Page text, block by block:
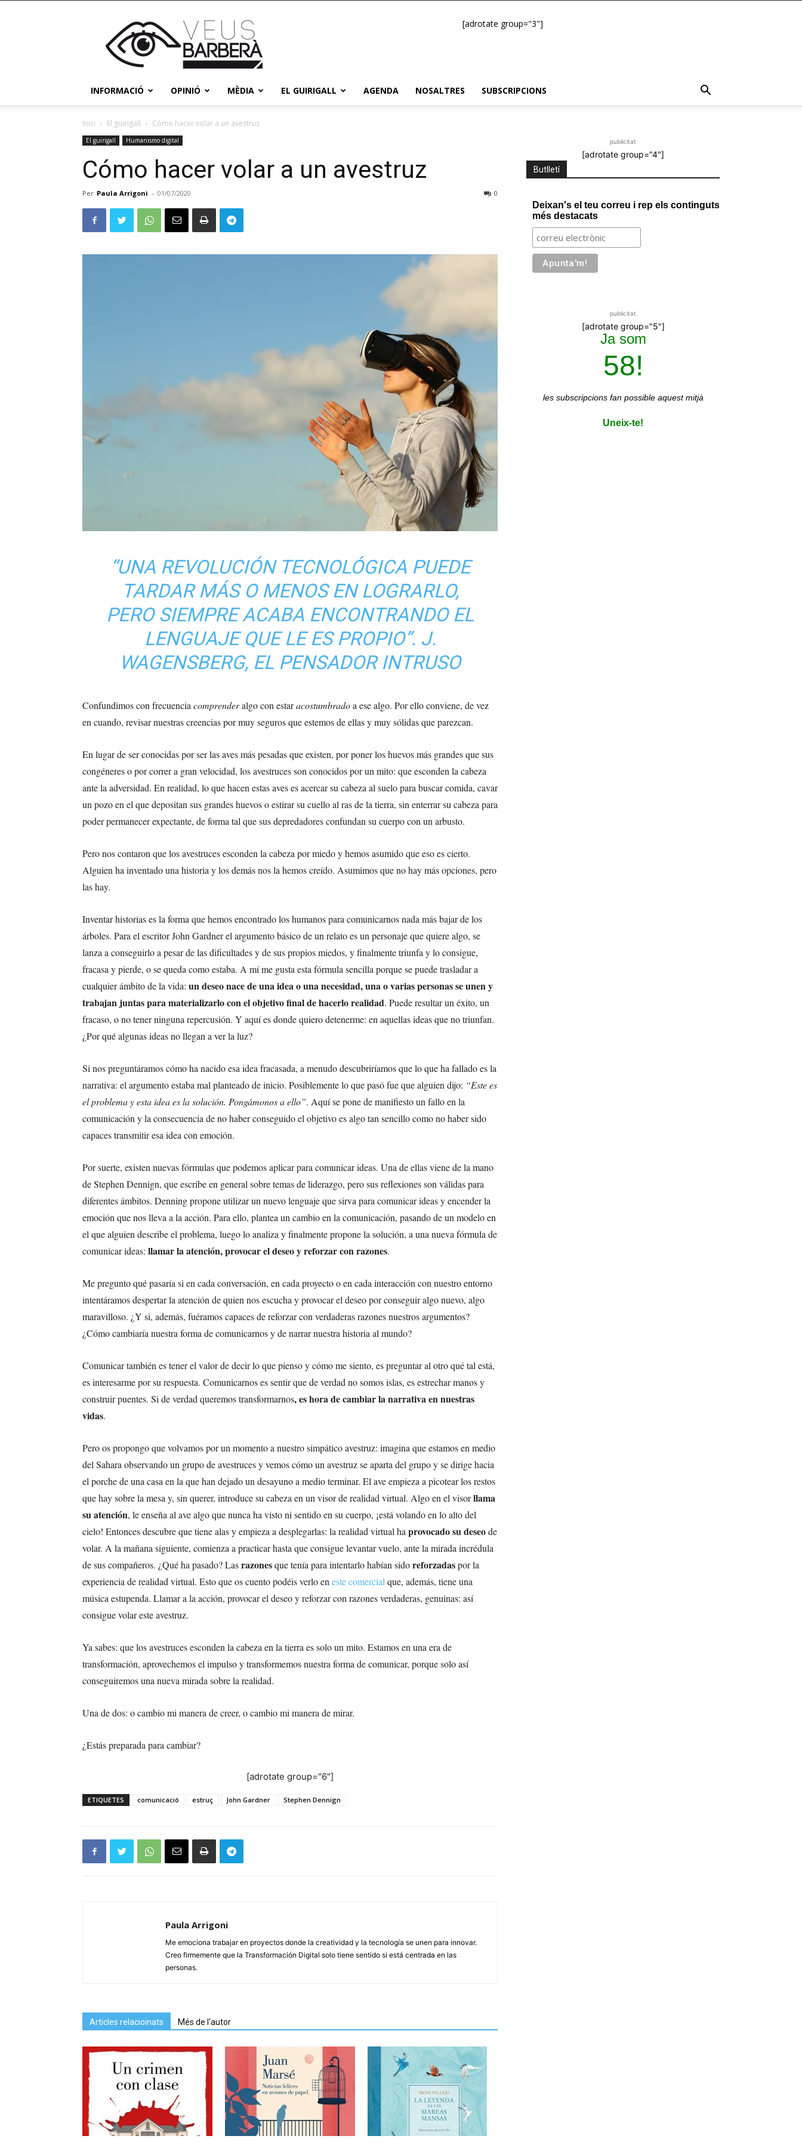
Veus
Barberà
[adrotate group="3"]
INFORMACIÓ OPINIÓ MÈDIA EL GUIRIGALL AGENDA NOSALTRES SUBSCRIPCIONS
Inici El guirigall Cómo hacer volar a un avestruz
El guirigall Humanismo digital
Cómo hacer volar a un avestruz
Per Paula Arrigoni - 01/07/2020 0
“UNA REVOLUCIÓN TECNOLÓGICA PUEDE
TARDAR MÁS O MENOS EN LOGRARLO,
PERO SIEMPRE ACABA ENCONTRANDO EL
LENGUAJE QUE LE ES PROPIO”. J.
WAGENSBERG, EL PENSADOR INTRUSO
Confundimos con frecuencia comprenderalgo con estaracostumbradoa ese algo. Por ello conviene, de vez
en cuando, revisar nuestras creencias por muy seguros que estemos de ellas y muy sólidas que parezcan.
En lugar de ser conocidas por ser las aves más pesadas que existen, por poner los huevos más grandes que sus
congéneres o por correr a gran velocidad, los avestruces son conocidos por un mito: que esconden la cabeza
ante la adversidad. En realidad, lo que hacen estas aves es acercar su cabeza al suelo para buscar comida, cavar
un pozo en el que depositan sus grandes huevos o estirar su cuello al ras de la tierra, sin enterrar su cabeza para
poder permanecer expectante, de forma tal que sus depredadores confundan su cuerpo con un arbusto.
Pero nos contaron que los avestruces esconden la cabeza por miedo y hemos asumido que eso es cierto.
Alguien ha inventado una historia y los demás nos la hemos creído. Asumimos que no hay más opciones, pero
las hay.
Inventar historias es la forma que hemos encontrado los humanos para comunicarnos nada más bajar de los
árboles. Para el escritor John Gardner el argumento básico de un relato es un personaje que quiere algo, se
lanza a conseguirlo a pesar de las dificultades y de sus propios miedos, y finalmente triunfa y lo consigue,
fracasa y pierde, o se queda como estaba. A mí me gusta esta fórmula sencilla porque se puede trasladar a
cualquier ámbito de la vida: un deseo nace de una idea o una necesidad, una o varias personas se unen y
trabajan juntas para materializarlo con el objetivo final de hacerlo realidad. Puede resultar un éxito, un
fracaso, o no tener ninguna repercusión. Y aquí es donde quiero detenerme: en aquellas ideas que no triunfan.
¿Por qué algunas ideas no llegan a ver la luz?
Si nos preguntáramos cómo ha nacido esa idea fracasada, a menudo descubriríamos que lo que ha fallado es la
narrativa: el argumento estaba mal planteado de inicio. Posiblemente lo que pasó fue que alguien dijo: “Este es
el problema y esta idea es la solución. Pongámonos a ello”. Aquí se pone de manifiesto un fallo en la
comunicación y la consecuencia de no haber conseguido el objetivo es algo tan sencillo como no haber sido
capaces transmitir esa idea con emoción.
Por suerte, existen nuevas fórmulas que podemos aplicar para comunicar ideas. Una de ellas viene de la mano
de Stephen Dennign, que escribe en general sobre temas de liderazgo, pero sus reflexiones son válidas para
diferentes ámbitos. Denning propone utilizar un nuevo lenguaje que sirva para comunicar ideas y encender la
emoción que nos lleva a la acción. Para ello, plantea un cambio en la comunicación, pasando de un modelo en
el que alguien describe el problema, luego lo analiza y finalmente propone la solución, a una nueva fórmula de
comunicar ideas: llamar la atención, provocar el deseo y reforzar con razones.
Me pregunto qué pasaría si en cada conversación, en cada proyecto o en cada interacción con nuestro entorno
intentáramos despertar la atención de quien nos escucha y provocar el deseo por conseguir algo nuevo, algo
maravilloso. ¿Y si, además, fuéramos capaces de reforzar con verdaderas razones nuestros argumentos?
¿Cómo cambiaría nuestra forma de comunicarnos y de narrar nuestra historia al mundo?
Comunicar también es tener el valor de decir lo que pienso y cómo me siento, es preguntar al otro qué tal está,
es interesarme por su respuesta. Comunicarnos es sentir que de verdad no somos islas, es estrechar manos y
construir puentes. Si de verdad queremos transformarnos, es hora de cambiar la narrativa en nuestras
vidas.
Pero os propongo que volvamos por un momento a nuestro simpático avestruz: imagina que estamos en medio
del Sahara observando un grupo de avestruces y vemos cómo un avestruz se aparta del grupo y se dirige hacia
el porche de una casa en la que han dejado un desayuno a medio terminar. El ave empieza a picotear los restos
que hay sobre la mesa y, sin querer, introduce su cabeza en un visor de realidad virtual. Algo en el visorllama
su atención, le enseña al ave algo que nunca ha visto ni sentido en su cuerpo, ¡está volando en lo alto del
cielo! Entonces descubre que tiene alas y empieza a desplegarlas: la realidad virtual ha provocado su deseode
volar. A la mañana siguiente, comienza a practicar hasta que consigue levantar vuelo, ante la mirada incrédula
de sus compañeros. ¿Qué ha pasado? Lasrazonesque tenía para intentarlo habían sidoreforzadaspor la
experiencia de realidad virtual. Esto que os cuento podéis verlo en este comercial que, además, tiene una
música estupenda. Llamar a la acción, provocar el deseo y reforzar con razones verdaderas, genuinas: así
consigue volar este avestruz.
Ya sabes: que los avestruces esconden la cabeza en la tierra es solo un mito. Estamos en una era de
transformación, aprovechemos el impulso y transformemos nuestra forma de comunicar, porque solo así
conseguiremos una nueva mirada sobre la realidad.
Una de dos: o cambio mi manera de creer, o cambio mi manera de mirar.
¿Estás preparada para cambiar?
[adrotate group="6"]
ETIQUETES comunicació estruç John Gardner Stephen Dennign
Paula Arrigoni
Me emociona trabajar en proyectos donde la creatividad y la tecnología se unen para innovar.
Creo firmemente que la Transformación Digital solo tiene sentido si está centrada en las
personas.
Articles relacioinats Més de l'autor
publicitat
[adrotate group="4"]
Butlletí
Deixan's el teu correu i rep els continguts
més destacats
publicitat
[adrotate group="5"]
Ja som
58!
les subscripcions fan possible aquest mitjà
Uneix-te!